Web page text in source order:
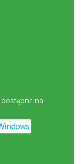
dostępna na